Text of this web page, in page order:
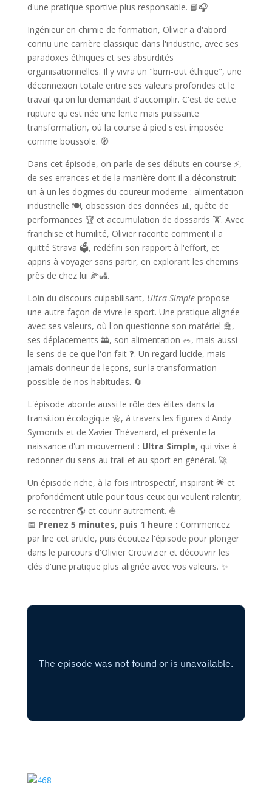
d'une pratique sportive plus responsable. 📘🎧
Ingénieur en chimie de formation, Olivier a d'abord
connu une carrière classique dans l'industrie, avec ses
paradoxes éthiques et ses absurdités
organisationnelles. Il y vivra un "burn-out éthique", une
déconnexion totale entre ses valeurs profondes et le
travail qu'on lui demandait d'accomplir. C'est de cette
rupture qu'est née une lente mais puissante
transformation, où la course à pied s'est imposée
comme boussole. 🧭
Dans cet épisode, on parle de ses débuts en course ⚡️,
de ses errances et de la manière dont il a déconstruit
un à un les dogmes du coureur moderne : alimentation
industrielle 🍽️, obsession des données 📊, quête de
performances 🏆 et accumulation de dossards 🏋️. Avec
franchise et humilité, Olivier raconte comment il a
quitté Strava 🗳️, redéfini son rapport à l'effort, et
appris à voyager sans partir, en explorant les chemins
près de chez lui 🌽🛃.
Loin du discours culpabilisant, Ultra Simplepropose
une autre façon de vivre le sport. Une pratique alignée
avec ses valeurs, où l'on questionne son matériel 🛅,
ses déplacements 🚋, son alimentation 🥗, mais aussi
le sens de ce que l'on fait ❓. Un regard lucide, mais
jamais donneur de leçons, sur la transformation
possible de nos habitudes. 🔄
L'épisode aborde aussi le rôle des élites dans la
transition écologique 🌼️, à travers les figures d'Andy
Symonds et de Xavier Thévenard, et présente la
naissance d'un mouvement : Ultra Simple, qui vise à
redonner du sens au trail et au sport en général. 🚀
Un épisode riche, à la fois introspectif, inspirant 🌟 et
profondément utile pour tous ceux qui veulent ralentir,
se recentrer 🌎 et courir autrement. ⛵️
📅 Prenez 5 minutes, puis 1 heure : Commencez
par lire cet article, puis écoutez l'épisode pour plonger
dans le parcours d'Olivier Crouvizier et découvrir les
clés d'une pratique plus alignée avec vos valeurs. ✨